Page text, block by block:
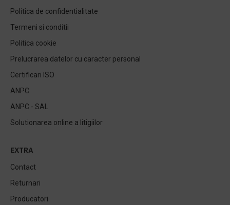
Politica de confidentialitate
Termeni si conditii
Politica cookie
Prelucrarea datelor cu caracter personal
Certificari ISO
ANPC
ANPC - SAL
Solutionarea online a litigiilor
EXTRA
Contact
Returnari
Producatori